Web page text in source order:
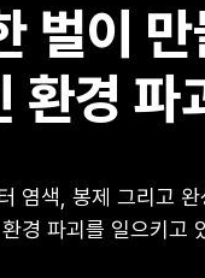
벌이
환경 파
염색, 봉제 그리고
경 파괴를 일으키고